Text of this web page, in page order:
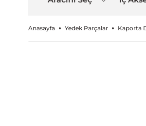
Anasayfa Yedek Parçalar Kaporta